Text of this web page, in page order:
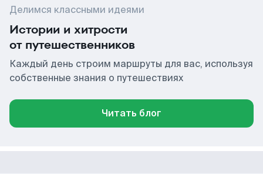
Делимся классными идеями
Истории и хитрости
от путешественников
Каждый день строим маршруты для вас, используя
собственные знания о путешествиях
Читать блог